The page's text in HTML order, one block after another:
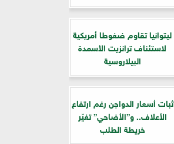
ليتوانيا تقاوم ضغوطا أمريكية
لاستئناف ترانزيت الأسمدة
البيلاروسية
ثبات أسعار الدواجن رغم ارتفاع
الأعلاف.. و”الأضاحي” تغيّر
خريطة الطلب